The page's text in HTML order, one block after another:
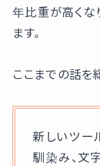
年比重が高くな
ます。
ここまでの話を
新しいツー
馴染み、文